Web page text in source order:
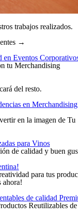
trabajos realizados.
→
en Eventos
tu Merchandising
del resto.
en
en la imagen de Tu
para Vinos
de calidad y buen
para tus
ahora!
de calidad
Reutilizables de